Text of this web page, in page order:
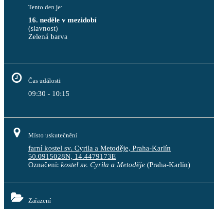
Tento den je:
16. neděle v mezidobí
(slavnost)
Zelená barva
Čas události
09:30 - 10:15
Místo uskutečnění
farní kostel sv. Cyrila a Metoděje, Praha-Karlín
50.0915028N, 14.4479173E
Označení: kostel sv. Cyrila a Metoděje (Praha-Karlín)
Zařazení